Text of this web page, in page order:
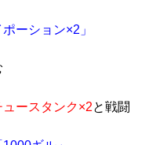
ポーション×2」
ュースタンク×2と戦闘